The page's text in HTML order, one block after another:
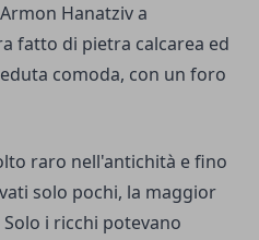
Hanatziv a
fatto di pietra calcarea ed
comoda, con un foro
raro nell'antichità e fino
solo pochi, la maggior
i ricchi potevano